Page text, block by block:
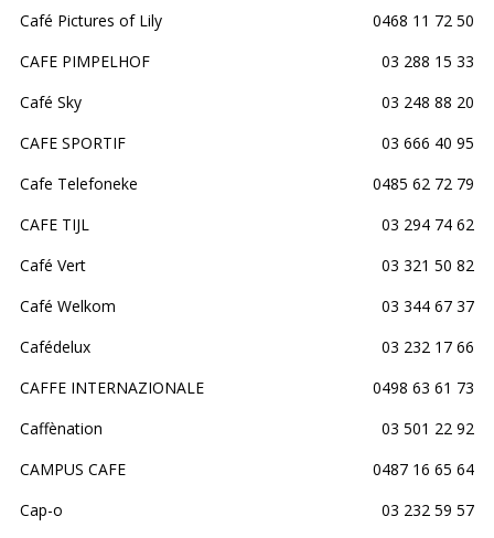
Café Pictures of Lily
0468 11 72 50
CAFE PIMPELHOF
03 288 15 33
Café Sky
03 248 88 20
CAFE SPORTIF
03 666 40 95
Cafe Telefoneke
0485 62 72 79
CAFE TIJL
03 294 74 62
Café Vert
03 321 50 82
Café Welkom
03 344 67 37
Cafédelux
03 232 17 66
CAFFE INTERNAZIONALE
0498 63 61 73
Caffènation
03 501 22 92
CAMPUS CAFE
0487 16 65 64
Cap-o
03 232 59 57